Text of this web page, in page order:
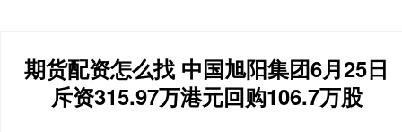
期货配资怎么找 中国旭阳集团6月25日
斥资315.97万港元回购106.7万股